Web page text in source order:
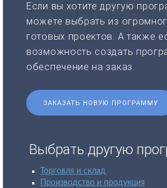
Если вы хотите другую
можете выбрать из
готовых проектов. А также
возможность создать
обеспечение на заказ.
ЗАКАЗАТЬ НОВУЮ ПРОГРАММУ
Выбрать другую
Торговля и склад
Производство и продукция